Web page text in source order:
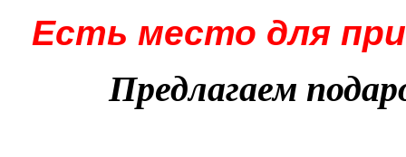
Есть место для
Предлагаем